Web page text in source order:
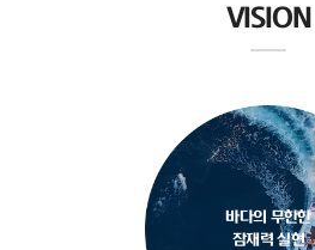
VISION
바다의 무한한
잠재력 실현